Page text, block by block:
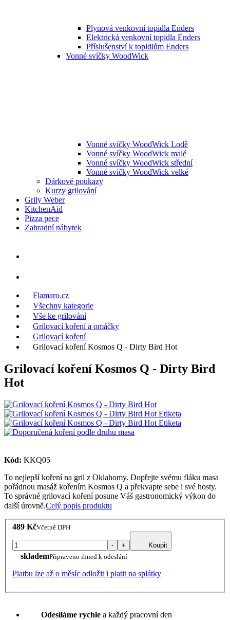
Plynová venkovní topidla Enders
Elektrická venkovní topidla Enders
Příslušenství k topidlům Enders
Vonné svíčky WoodWick
Vonné svíčky WoodWick Lodě
Vonné svíčky WoodWick malé
Vonné svíčky WoodWick střední
Vonné svíčky WoodWick velké
Dárkové poukazy
Kurzy grilování
Grily Weber
KitchenAid
Pizza pece
Zahradní nábytek
Flamaro.cz
Všechny kategorie
Vše ke grilování
Grilovací koření a omáčky
Grilovací koření
Grilovací koření Kosmos Q - Dirty Bird Hot
Grilovací koření Kosmos Q - Dirty Bird
Hot
Kód: KKQ05
To nejlepší koření na gril z Oklahomy. Dopřejte svému fláku masa
pořádnou masáž kořením Kosmos Q a překvapte sebe i své hosty.
To správné grilovací koření posune Váš gastronomický výkon do
další úrovně.Celý popis produktu
489 KčVčetně DPH
- + Koupit
sklademPřipraveno ihned k odeslání
Platbu lze až o měsíc odložit i platit na splátky
Odesíláme rychle a každý pracovní den